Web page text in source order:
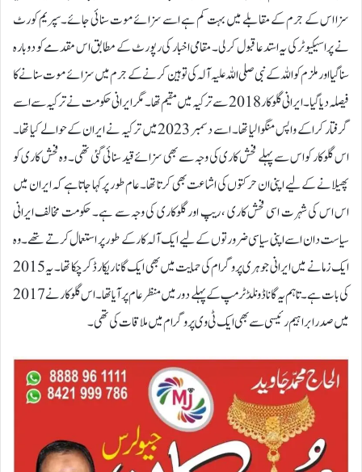
سزا اس کے جرم کے مقابلے میں بہت کم ہے اسے سزائے موت سنائی جائے۔سپریم کورٹ
نے پراسیکیوٹر کی یہ استدعا قبول کر لی۔ مقامی اخبار کی رپورٹ کے مطابق اس مقدمے کو دوبارہ
سنا گیا اور ملزم کو اللہ کے نبی صلی اللہ علیہ آلہ کی توہین کرنے کے جرم میں سزائے موت سنانے کا
فیصلہ دیا گیا۔ایرانی گلوکار 2018 سے ترکیہ میں مقیم تھا۔ مگر ایرانی حکومت نے ترکیہ سے اسے
گرفتار کراکے واپس منگوالیا تھا۔ اسے دسمبر 2023 میں ترکیہ نے ایران کے حوالے کیا تھا۔
اس گلوکار کو اس سے پہلے فحش کاری کی وجہ سے بھی سزائے قید سنائی گئی تھی۔ وہ فحش کاری کو
پھیلانے کے لیے اپنی ان حرکتوں کی اشاعت بھی کرتا تھا۔عام طور پر کہا جاتا ہے کہ ایران میں
اس اس کی شہرت اسی فحش کاری ، ریپ اور گلوکاری کی وجہ سے ہے۔ حکومت مخالف ایرانی
سیاست دان اسے اپنی سیاسی ضرورتوں کے لیے ایک آلہ کار کے طور پر استعمال کرتے تھے۔وہ
ایک زمانے میں ایرانی جوہری پروگرام کی حمایت میں بھی ایک گانا ریکارڈ کر چکا تھا ۔ یہ 2015
کی بات ہے ۔ تاہم یہ گانا ڈونلڈ ٹرمپ کے پہلے دور میں منظر عام پر آیا تھا۔ اس گلوکار نے 2017
میں صدر ابراہیم رئیسی سے بھی ایک ٹی وی پروگرام میں ملاقات کی تھی۔